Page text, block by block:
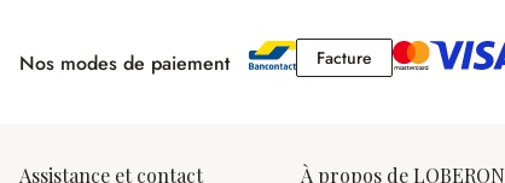
Nos modes de paiement FactureFacture
Assistance et contact À propos de LOBERON